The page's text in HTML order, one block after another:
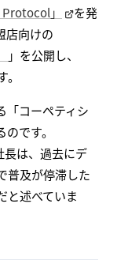
」
を発
店向けの
」を公開し、
「コーペティシ
です。
は、過去にデ
普及が停滞した
と述べていま